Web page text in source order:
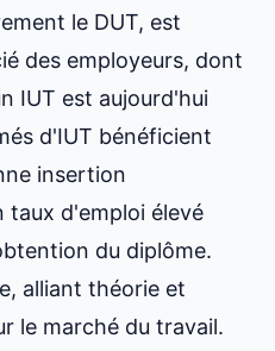
le DUT, est
des employeurs, dont
IUT est aujourd'hui
d'IUT bénéficient
insertion
taux d'emploi élevé
du diplôme.
alliant théorie et
le marché du travail.